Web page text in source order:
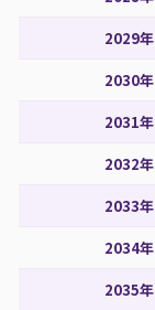
2029年
2030年
2031年
2032年
2033年
2034年
2035年